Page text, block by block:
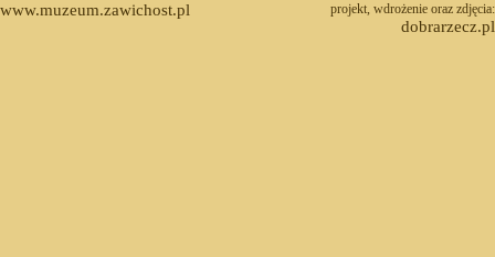
www.muzeum.zawichost.pl projekt, wdrożenie oraz zdjęcia:
dobrarzecz.pl